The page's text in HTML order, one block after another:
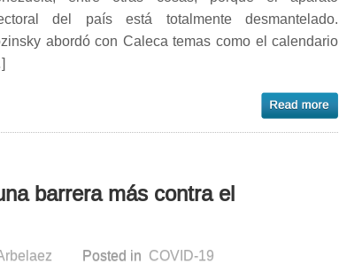
del país está totalmente desmantelado.
abordó con Caleca temas como el calendario
barrera más contra el
Posted in COVID-19